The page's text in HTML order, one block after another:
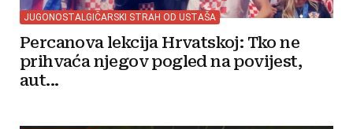
JUGONOSTALGIČARSKI STRAH OD USTAŠA
Percanova lekcija Hrvatskoj: Tko ne
prihvaća njegov pogled na povijest,
aut...